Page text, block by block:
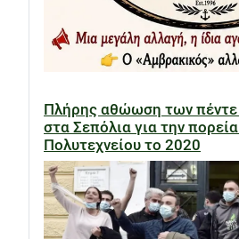
Πλήρης αθώωση των
στα Σεπόλια για την
Πολυτεχνείου το 2020